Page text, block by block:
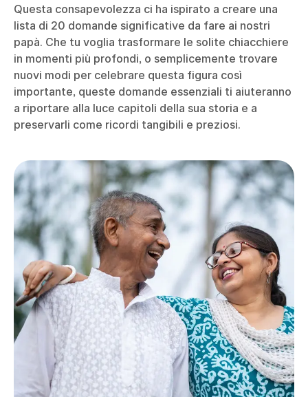
Questa consapevolezza ci ha ispirato a creare una
lista di 20 domande significative da fare ai nostri
papà. Che tu voglia trasformare le solite chiacchiere
in momenti più profondi, o semplicemente trovare
nuovi modi per celebrare questa figura così
importante, queste domande essenziali ti aiuteranno
a riportare alla luce capitoli della sua storia e a
preservarli come ricordi tangibili e preziosi.